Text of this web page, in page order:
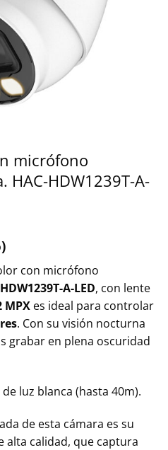
micrófono
HDW1239T-A-
con micrófono
A-LED, con lente
MPX es ideal para controlar
. Con su visión nocturna
grabar en plena oscuridad
luz blanca (hasta 40m).
de esta cámara es su
calidad, que captura